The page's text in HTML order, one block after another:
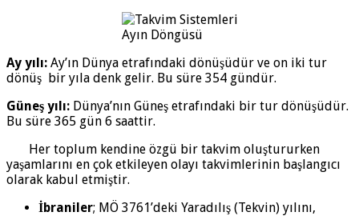
Ayın Döngüsü
Ay yılı: Ay’ın Dünya etrafındaki dönüşüdür ve on iki tur
dönüş bir yıla denk gelir. Bu süre 354 gündür.
Güneş yılı: Dünya’nın Güneş etrafındaki bir tur dönüşüdür.
Bu süre 365 gün 6 saattir.
Her toplum kendine özgü bir takvim oluştururken
yaşamlarını en çok etkileyen olayı takvimlerinin başlangıcı
olarak kabul etmiştir.
İbraniler; MÖ 3761’deki Yaradılış (Tekvin) yılını,